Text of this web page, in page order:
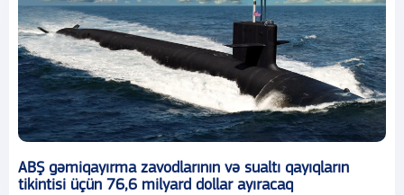
ABŞ gəmiqayırma zavodlarının və sualtı qayıqların
tikintisi üçün 76,6 milyard dollar ayıracaq